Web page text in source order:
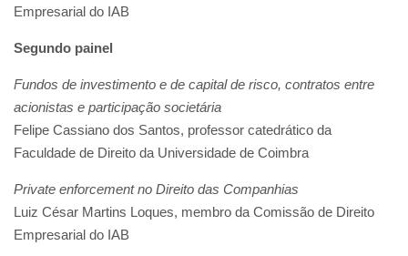
Empresarial do IAB
Segundo painel
Fundos de investimento e de capital de risco, contratos entre
acionistas e participação societária
Felipe Cassiano dos Santos, professor catedrático da
Faculdade de Direito da Universidade de Coimbra
Private enforcement no Direito das Companhias
Luiz César Martins Loques, membro da Comissão de Direito
Empresarial do IAB